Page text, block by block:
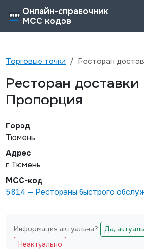
Онлайн-справочник
MCC кодов
Торговые точки Ресторан
Ресторан доставки
Пропорция
Город
Тюмень
Адрес
г Тюмень
MCC-код
5814 — Рестораны быстрого
Не заполняйте это поле
Информация актуальна?
Да,
Неактуально